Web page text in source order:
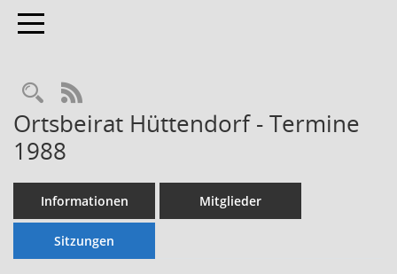
Toggle navigation
Rechercheauswahl
RSS-Feed
Ortsbeirat Hüttendorf - Termine
1988
Informationen Mitglieder
Sitzungen